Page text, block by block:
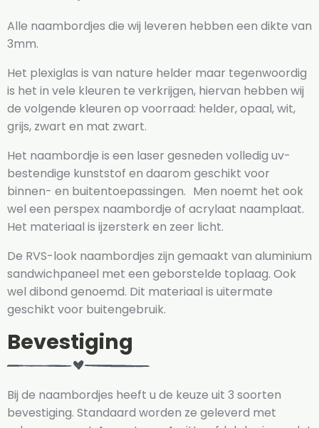
Alle naambordjes die wij leveren hebben een dikte van
3mm.
Het plexiglas is van nature helder maar tegenwoordig
is het in vele kleuren te verkrijgen, hiervan hebben wij
de volgende kleuren op voorraad: helder, opaal, wit,
grijs, zwart en mat zwart.
Het naambordje is een laser gesneden volledig uv-
bestendige kunststof en daarom geschikt voor
binnen- en buitentoepassingen. Men noemt het ook
wel een perspex naambordje of acrylaat naamplaat.
Het materiaal is ijzersterk en zeer licht.
De RVS-look naambordjes zijn gemaakt van aluminium
sandwichpaneel met een geborstelde toplaag. Ook
wel dibond genoemd. Dit materiaal is uitermate
geschikt voor buitengebruik.
Bevestiging
Bij de naambordjes heeft u de keuze uit 3 soorten
bevestiging. Standaard worden ze geleverd met